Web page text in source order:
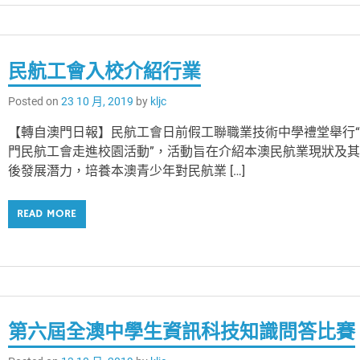
民航工會入校介紹行業
Posted on23 10 月, 2019 by kljc
【轉自澳門日報】民航工會日前假工聯職業技術中學禮堂舉行
門民航工會走進校園活動”，活動旨在介紹本澳民航業現狀及
後發展潛力，培養本澳青少年對民航業 […]
READ MORE
第六屆全澳中學生資訊科技知識問答比賽